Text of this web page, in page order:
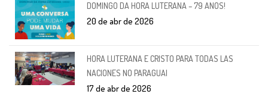
DOMINGO DA HORA LUTERANA – 79 ANOS!
20 de abr de 2026
HORA LUTERANA E CRISTO PARA TODAS LAS
NACIONES NO PARAGUAI
17 de abr de 2026